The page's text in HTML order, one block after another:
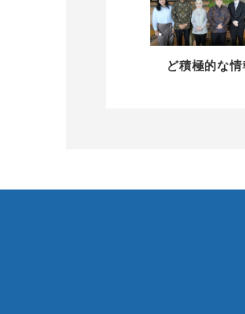
ど積極的な